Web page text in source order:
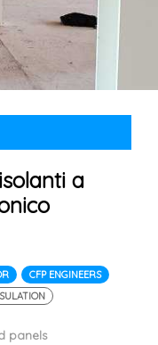
a
CFP ENGINEERS
panels